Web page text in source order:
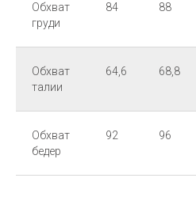
Обхват
груди
84 88
Обхват
талии
64,6 68,8
Обхват
бедер
92 96